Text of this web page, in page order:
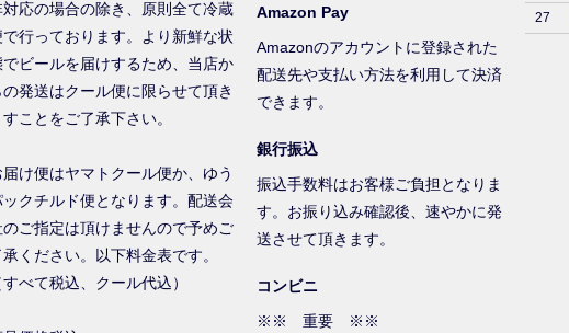
対応の場合の除き、原則全て冷蔵
で行っております。より新鮮な状
でビールを届けするため、当店か
の発送はクール便に限らせて頂き
ことをご了承下さい。
届け便はヤマトクール便か、ゆう
ックチルド便となります。配送会
のご指定は頂けませんので予めご
ください。以下料金表です。
べて税込、クール代込）
Amazon Pay
Amazonのアカウントに登録された
配送先や支払い方法を利用して決済
できます。
銀行振込
振込手数料はお客様ご負担となりま
す。お振り込み確認後、速やかに発
送させて頂きます。
コンビニ
※※ 重要 ※※
27